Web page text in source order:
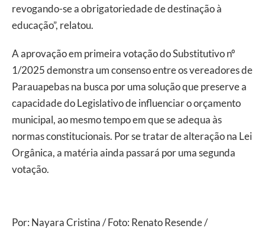
revogando-se a obrigatoriedade de destinação à
educação”, relatou.
A aprovação em primeira votação do Substitutivo nº
1/2025 demonstra um consenso entre os vereadores de
Parauapebas na busca por uma solução que preserve a
capacidade do Legislativo de influenciar o orçamento
municipal, ao mesmo tempo em que se adequa às
normas constitucionais. Por se tratar de alteração na Lei
Orgânica, a matéria ainda passará por uma segunda
votação.
Por: Nayara Cristina / Foto: Renato Resende /